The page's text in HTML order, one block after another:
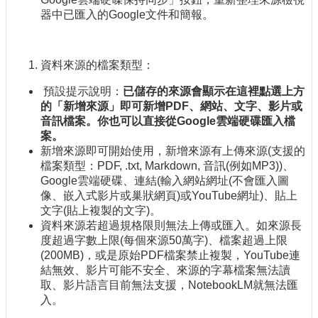
器中已匯入的Google文件和簡報。
資料來源的檔案類型：
預設提示說明： 已儲存的來源會顯示在這裡點選上方
的「新增來源」即可新增PDF、網站、文字、影片或
音訊檔案。你也可以直接從Google雲端硬碟匯入檔
案。
新增來源即可開始使用，新增來源有上傳來源(支援的
檔案類型：PDF, .txt, Markdown, 音訊(例如MP3))、
Google雲端硬碟、連結(輸入網站網址(不會匯入圖
像、嵌入式影片或巢狀網頁)或YouTube網址)、貼上
文字(貼上複製的文字)。
資料來源若超過規格限則無法上傳或匯入。如來源長
度超過字數上限(每個來源50萬字)、檔案超過上限
(200MB)，或是原始PDF檔案禁止複製，YouTube連
結無效、影片可能不安全、來源的字幕檔案無法讀
取、影片語言目前無法支援，NotebookLM就無法匯
入。